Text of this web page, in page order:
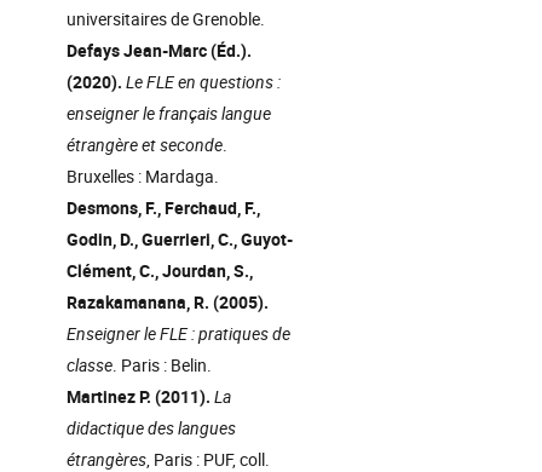
universitaires de Grenoble.
Defays Jean-Marc (Éd.).
(2020). Le FLE en questions :
enseigner le français langue
étrangère et seconde.
Bruxelles : Mardaga.
Desmons, F., Ferchaud, F.,
Godin, D., Guerrieri, C., Guyot-
Clément, C., Jourdan, S.,
Razakamanana, R. (2005).
Enseigner le FLE : pratiques de
classe. Paris : Belin.
Martinez P. (2011). La
didactique des langues
étrangères, Paris : PUF, coll.